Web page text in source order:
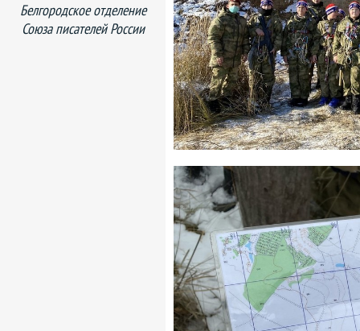
Белгородское отделение
Союза писателей России